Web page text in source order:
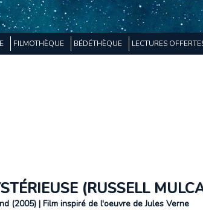
FILMOTHÈQUE BÉDÉTHÈQUE LECTURES
(RUSSELL
(2005) | Film inspiré de l'oeuvre de Jules Verne